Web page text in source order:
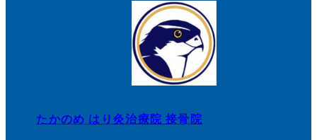
たかのめ はり灸治療院 接骨院